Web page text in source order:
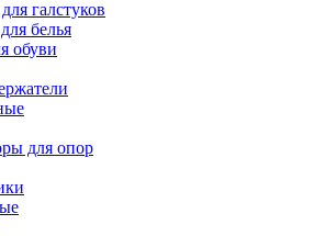
галстуков
белья
обуви
для опор